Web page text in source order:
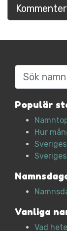
Sök
Populär
Hur
Vanliga
Vad